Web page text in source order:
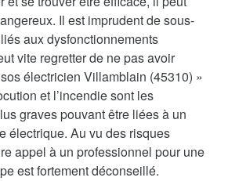
Il est imprudent de sous-
aux dysfonctionnements
vite regretter de ne pas avoir
électricien Villamblain (45310) »
et l’incendie sont les
graves pouvant être liées à un
électrique. Au vu des risques
appel à un professionnel pour une
est fortement déconseillé.